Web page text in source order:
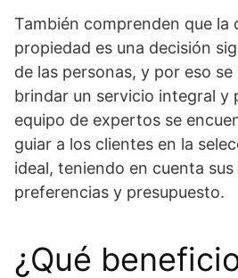
También comprenden que la
propiedad es una decisión
de las personas, y por eso
brindar un servicio integral y
equipo de expertos se
guiar a los clientes en la
ideal, teniendo en cuenta sus
preferencias y presupuesto.
¿Qué